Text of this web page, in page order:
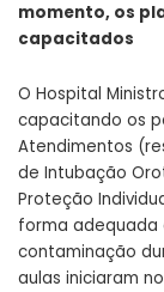
momento, os
capacitados
O Hospital
capacitando os
Atendimentos
de Intubação
Proteção
forma adequada
contaminação
aulas iniciaram